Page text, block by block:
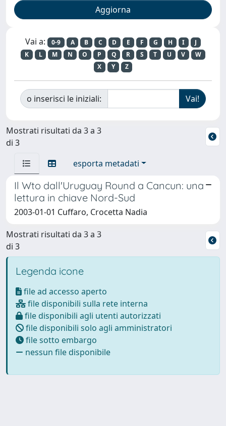
Vai a: 0-9 A B C D E F G H I
J
K
L M N O P Q R S T U V
W
X
Y Z
o inserisci le iniziali:
Mostrati risultati da 3 a 3
di 3
esporta metadati
Il Wto dall'Uruguay Round a Cancun: una
lettura in chiave Nord-Sud
2003-01-01 Cuffaro, Crocetta Nadia
Mostrati risultati da 3 a 3
di 3
Legenda icone
file ad accesso aperto
file disponibili sulla rete interna
file disponibili agli utenti autorizzati
file disponibili solo agli amministratori
file sotto embargo
nessun file disponibile